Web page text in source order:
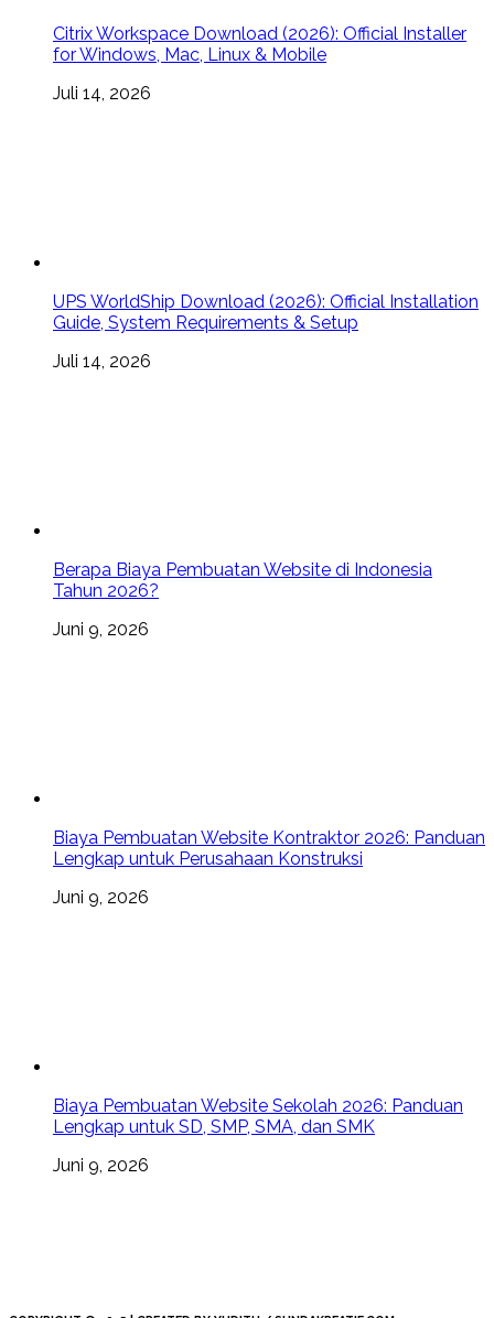
Citrix Workspace Download (2026): Official Installer
for Windows, Mac, Linux & Mobile
Juli 14, 2026
UPS WorldShip Download (2026): Official Installation
Guide, System Requirements & Setup
Juli 14, 2026
Berapa Biaya Pembuatan Website di Indonesia
Tahun 2026?
Juni 9, 2026
Biaya Pembuatan Website Kontraktor 2026: Panduan
Lengkap untuk Perusahaan Konstruksi
Juni 9, 2026
Biaya Pembuatan Website Sekolah 2026: Panduan
Lengkap untuk SD, SMP, SMA, dan SMK
Juni 9, 2026